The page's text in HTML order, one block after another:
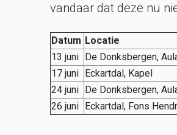
vandaar dat deze nu
Datum Locatie
13 juni De Donksbergen,
17 juni Eckartdal, Kapel
24 juni De Donksbergen,
26 juni Eckartdal, Fons